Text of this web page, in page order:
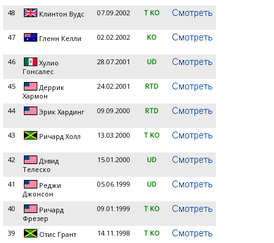
48 Клинтон Вудс 07.09.2002 T KO
47 Гленн Келли 02.02.2002 KO
46
Хулио
Гонсалес
28.07.2001 UD
45
Деррик
Хармон
24.02.2001 RTD
44 Эрик Хардинг 09.09.2000 RTD
43 Ричард Холл 13.03.2000 T KO
42
Дэвид
Телеско
15.01.2000 UD
41
Реджи
Джонсон
05.06.1999 UD
40
Ричард
Фрезер
09.01.1999 T KO
39 Отис Грант 14.11.1998 T KO